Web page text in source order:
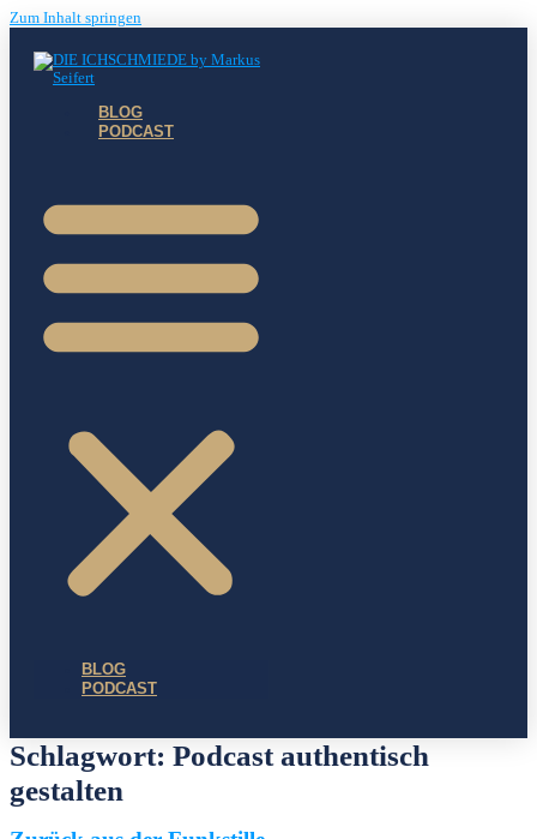
Zum Inhalt springen
BLOG
PODCAST
BLOG
PODCAST
Schlagwort: Podcast authentisch
gestalten